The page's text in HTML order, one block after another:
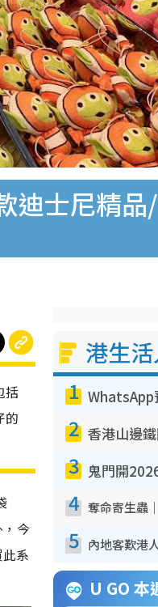
迪士尼精
括
的
今
系
港生
1
2
3
4
5
U GO 本